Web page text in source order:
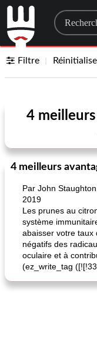
Filtre
4
4 meilleurs
Par John
2019
Les prunes au
système
abaisser votre taux
négatifs des
oculaire et à
(ez_write_tag